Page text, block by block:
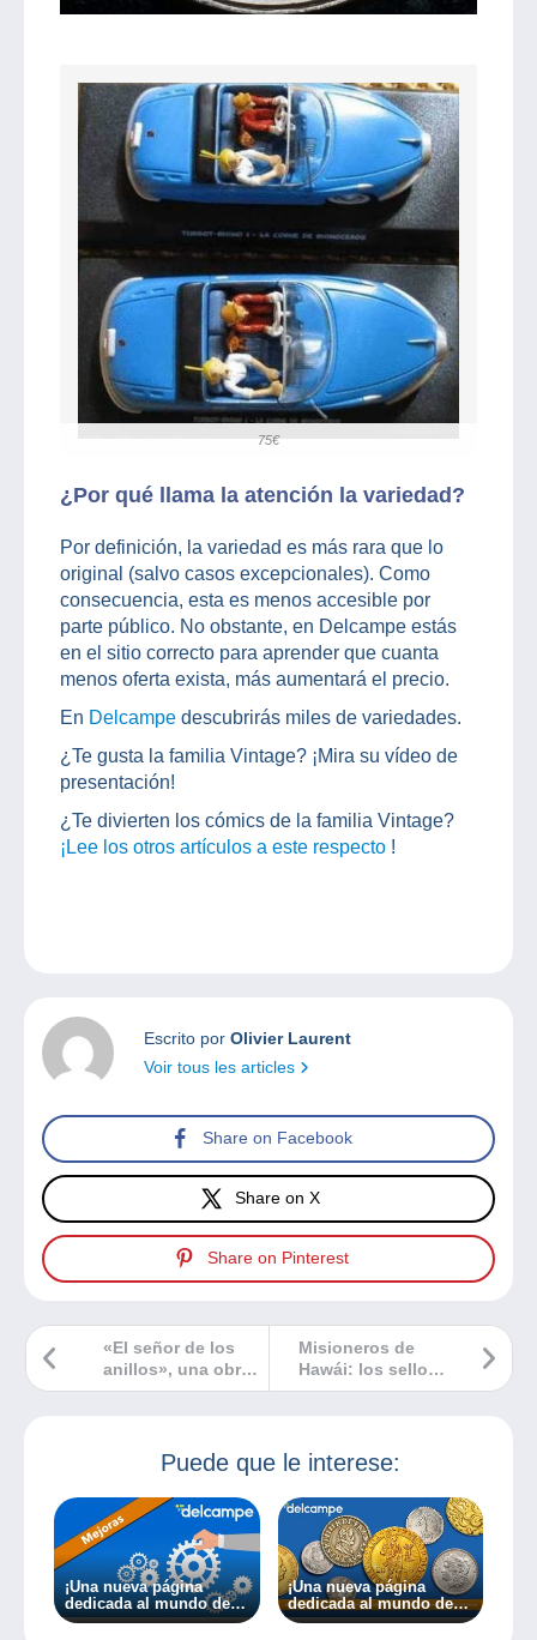
75€
¿Por qué llama la atención la variedad?
Por definición, la variedad es más rara que lo
original (salvo casos excepcionales). Como
consecuencia, esta es menos accesible por
parte público. No obstante, en Delcampe estás
en el sitio correcto para aprender que cuanta
menos oferta exista, más aumentará el precio.
En Delcampe descubrirás miles de variedades.
¿Te gusta la familia Vintage? ¡Mira su vídeo de
presentación!
¿Te divierten los cómics de la familia Vintage?
¡Lee los otros artículos a este respecto !
Escrito por Olivier Laurent
Voir tous les articles
Share on Facebook
Share on X
Share on Pinterest
Misioneros de
Hawái: los sellos
que incitan al
«El señor de los
anillos», una obra
influyente desde
Puede que le interese:
¡Una nueva página
dedicada al mundo de
los sellos y la filatelia!
¡Una nueva página
dedicada al mundo de
las monedas y los